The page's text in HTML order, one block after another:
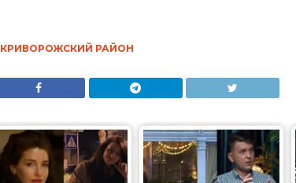
КРИВОРОЖСКИЙ РАЙОН